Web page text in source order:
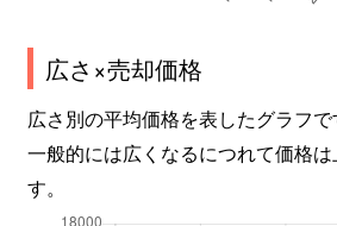
広さ×売却価格
広さ別の平均価格を表したグラフで
一般的には広くなるにつれて価格
す。